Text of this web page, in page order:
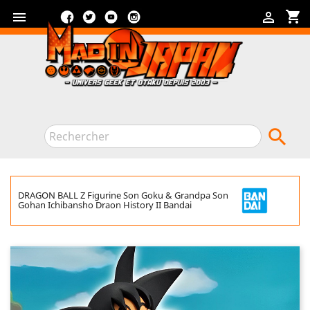
 shopping_cart

FacebookTwitterYouTube

DRAGON BALL Z Figurine Son Goku & Grandpa Son
Gohan Ichibansho Draon History II Bandai